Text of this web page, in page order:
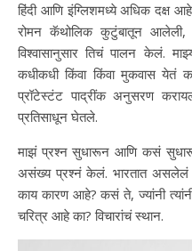
हिंदी आणि इंग्लिशमध्ये अधिक दक्ष
रोमन कॅथोलिक कुटुंबातून
विश्वासानुसार तिचं पालन केलं.
कधीकधी किंवा किंवा मुकवास येतं
प्रॉटेस्टंट पाद्रींक अनुसरण
प्रतिसाधून घेतले.
माझं प्रश्न सुधारून आणि कसं
असंख्य प्रश्नं केलं. भारतात असलेलं
काय कारण आहे? कसं ते, ज्यांनी
चरित्र आहे का? विचारांचं स्थान.